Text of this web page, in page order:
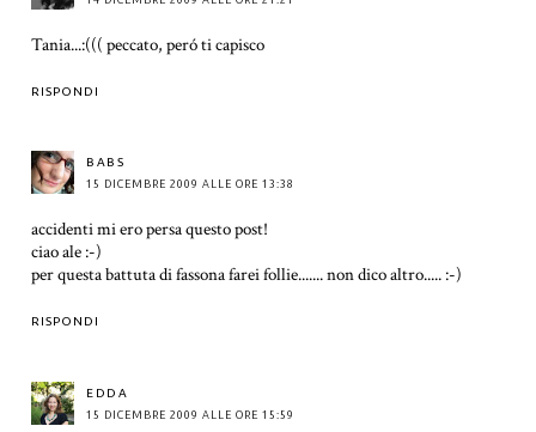
Tania...:((( peccato, peró ti capisco
RISPONDI
BABS
15 DICEMBRE 2009 ALLE ORE 13:38
accidenti mi ero persa questo post!
ciao ale :-)
per questa battuta di fassona farei follie....... non dico altro..... :-)
RISPONDI
EDDA
15 DICEMBRE 2009 ALLE ORE 15:59